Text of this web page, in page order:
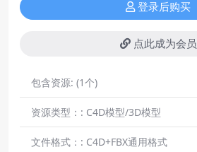
登录后购买
点此成为会员
包含资源: (1个)
资源类型：: C4D模型/3D模型
文件格式：: C4D+FBX通用格式